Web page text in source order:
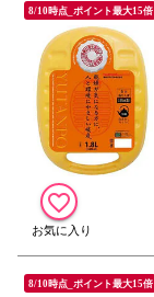
8/10時点_ポイント最大15倍
8/10時点_ポイント最大15倍